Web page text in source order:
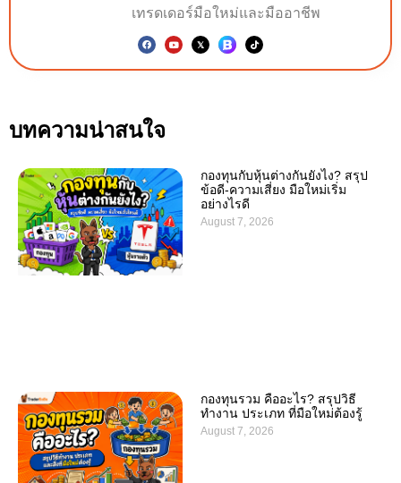
เทรดเดอร์มือใหม่และมืออาชีพ
บทความน่าสนใจ
กองทุนกับหุ้นต่างกันยังไง? สรุป
ข้อดี-ความเสี่ยง มือใหม่เริ่ม
อย่างไรดี
August 7, 2026
กองทุนรวม คืออะไร? สรุปวิธี
ทำงาน ประเภท ที่มือใหม่ต้องรู้
August 7, 2026